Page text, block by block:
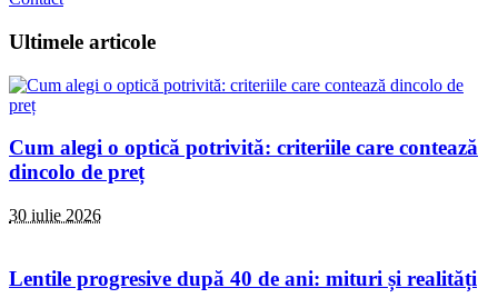
Ultimele articole
Cum alegi o optică potrivită: criteriile care contează
dincolo de preț
30 iulie 2026
Lentile progresive după 40 de ani: mituri și realități